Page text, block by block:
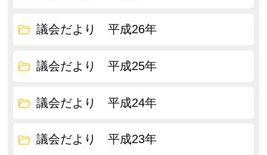
議会だより 平成26年
議会だより 平成25年
議会だより 平成24年
議会だより 平成23年